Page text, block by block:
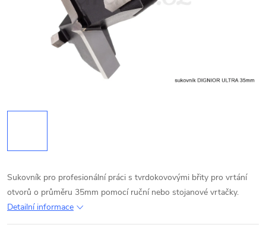
Sukovník pro profesionální práci s tvrdokovovými břity pro vrtání
otvorů o průměru 35mm pomocí ruční nebo stojanové vrtačky.
Detailní informace